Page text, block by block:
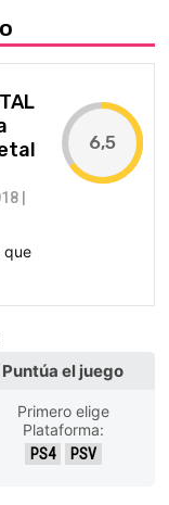
|
que
6,5
Puntúa el juego
Primero elige
Plataforma:
PS4 PSV